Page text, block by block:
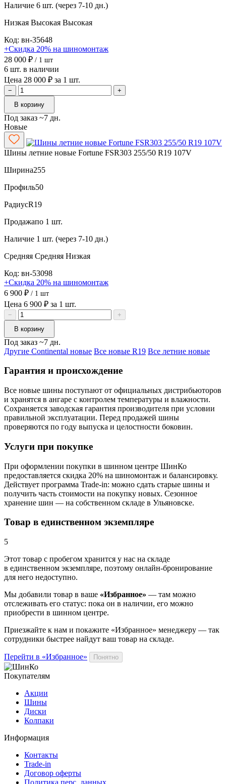
Наличие 6 шт. (через 7-10 дн.)
Низкая Высокая Высокая
Код: вн-35648
+Скидка 20% на шиномонтаж
28 000 ₽ / 1 шт
6 шт. в наличии
Цена 28 000 ₽ за 1 шт.
−
+
В корзину
Под заказ ~7 дн.
Новые
Шины летние новые Fortune FSR303 255/50 R19 107V
Ширина255
Профиль50
РадиусR19
Продажапо 1 шт.
Наличие 1 шт. (через 7-10 дн.)
Средняя Средняя Низкая
Код: вн-53098
+Скидка 20% на шиномонтаж
6 900 ₽ / 1 шт
Цена 6 900 ₽ за 1 шт.
−
+
В корзину
Под заказ ~7 дн.
Другие Continental новые Все новые R19 Все летние новые
Гарантия и происхождение
Все новые шины поступают от официальных дистрибьюторов
и хранятся в ангаре с контролем температуры и влажности.
Сохраняется заводская гарантия производителя при условии
правильной эксплуатации. Перед продажей шины
проверяются по году выпуска и целостности боковин.
Услуги при покупке
При оформлении покупки в шинном центре ШинКо
предоставляется скидка 20% на шиномонтаж и балансировку.
Действует программа Trade-in: можно сдать старые шины и
получить часть стоимости на покупку новых. Сезонное
хранение шин — на собственном складе в Ульяновске.
Товар в единственном экземпляре
5
Этот товар с пробегом хранится у нас на складе
в единственном экземпляре, поэтому онлайн-бронирование
для него недоступно.
Мы добавили товар в ваше «Избранное» — там можно
отслеживать его статус: пока он в наличии, его можно
приобрести в шинном центре.
Приезжайте к нам и покажите «Избранное» менеджеру — так
сотрудники быстрее найдут ваш товар на складе.
Перейти в «Избранное» Понятно
Покупателям
Акции
Шины
Диски
Колпаки
Информация
Контакты
Trade-in
Договор оферты
Политика перс. данных